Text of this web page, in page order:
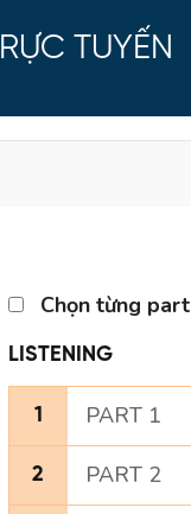
TUYẾN
Chọn từng part
LISTENING
1 PART 1
2 PART 2